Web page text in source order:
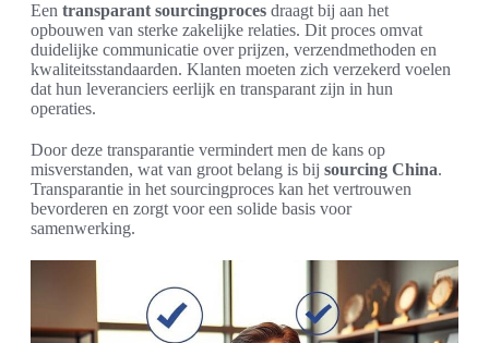
Een transparant sourcingproces draagt bij aan het
opbouwen van sterke zakelijke relaties. Dit proces omvat
duidelijke communicatie over prijzen, verzendmethoden en
kwaliteitsstandaarden. Klanten moeten zich verzekerd voelen
dat hun leveranciers eerlijk en transparant zijn in hun
operaties.
Door deze transparantie vermindert men de kans op
misverstanden, wat van groot belang is bij sourcing China.
Transparantie in het sourcingproces kan het vertrouwen
bevorderen en zorgt voor een solide basis voor
samenwerking.